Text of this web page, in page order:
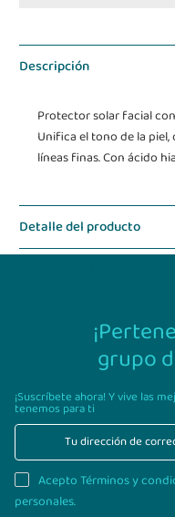
Descripción
Protector solar facial
Unifica el tono de la
líneas finas. Con ácido
Detalle del producto
grupo
¡Suscríbete ahora! Y vive las
tenemos para ti
Acepto Términos y
personales.